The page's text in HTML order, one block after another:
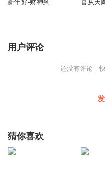
新年好-财神到 喜从天
用户评论
还没有评论，
猜你喜欢